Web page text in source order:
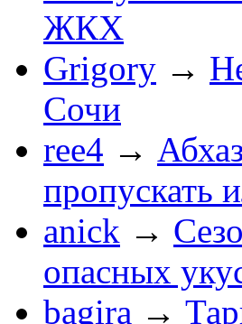
ЖКХ
Grigory →
Сочи
ree4 →
пропускать
anick →
опасных
bagira →